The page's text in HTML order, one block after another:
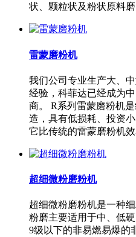
状、颗粒状及粉状原料
雷蒙磨粉机
我们公司专业生产大、
经验，科菲达已经成为
商。 R系列雷蒙磨粉机
造，具有低损耗、投资
它比传统的雷蒙磨粉机效
超细微粉磨粉机
超细微粉磨粉机是一种
粉磨主要适用于中、低
9级以下的非易燃易爆的